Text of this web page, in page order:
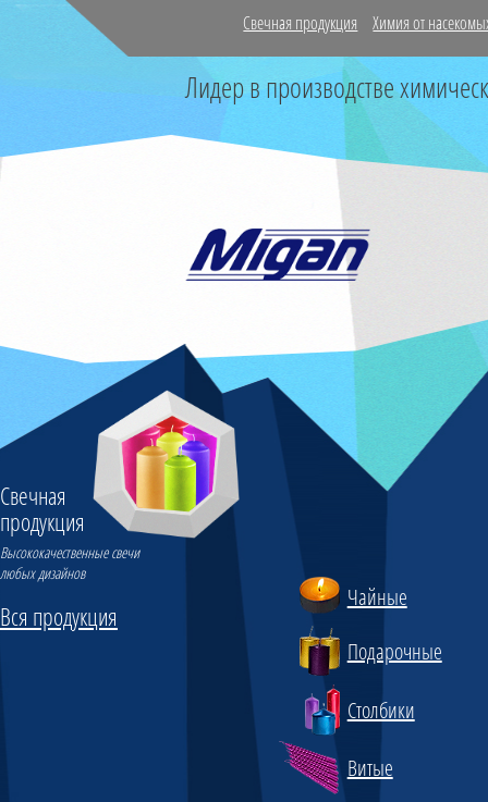
Свечная продукция Химия от
Лидер в производстве
Свечная
продукция
Высококачественные свечи
любых дизайнов
Вся продукция
Чайные
Подарочные
Столбики
Витые